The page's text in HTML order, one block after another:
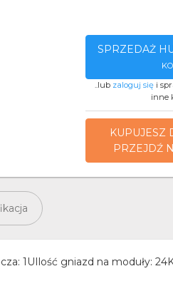
SPRZEDAŻ
..lub zaloguj sięi
inne
KUPUJESZ
PRZEJDŹ
1UIlość gniazd na moduły: